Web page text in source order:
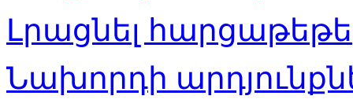
Լրացնել
Նախորդի